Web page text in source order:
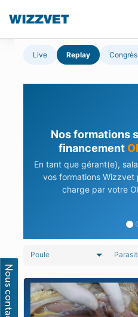
Live Replay Congrès
Nos formations
financement
En tant que gérant(e),
vos formations Wizzvet
charge par votre
Poule